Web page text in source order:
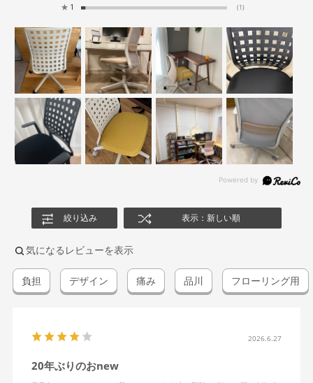
★ 1 (1)
絞り込み 表示：新しい順
気になるレビューを表示
負担 デザイン 痛み 品川 フローリング用
2026.6.27
20年ぶりのおnew